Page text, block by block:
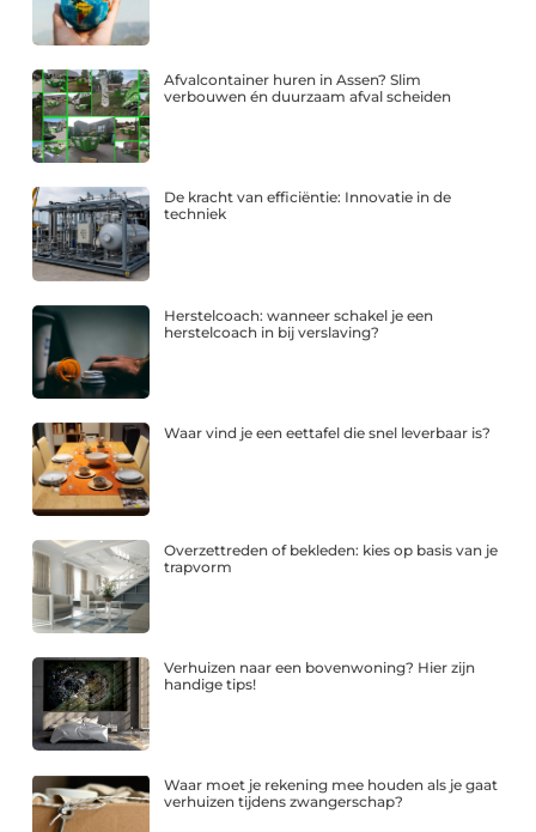
Afvalcontainer huren in Assen? Slim
verbouwen én duurzaam afval scheiden
De kracht van efficiëntie: Innovatie in de
techniek
Herstelcoach: wanneer schakel je een
herstelcoach in bij verslaving?
Waar vind je een eettafel die snel leverbaar is?
Overzettreden of bekleden: kies op basis van je
trapvorm
Verhuizen naar een bovenwoning? Hier zijn
handige tips!
Waar moet je rekening mee houden als je gaat
verhuizen tijdens zwangerschap?